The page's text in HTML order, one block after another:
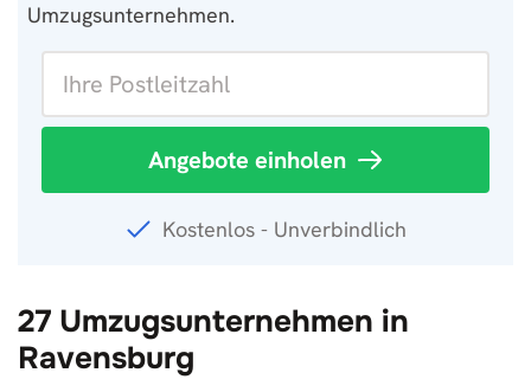
Umzugsunternehmen.
Angebote einholen
Kostenlos - Unverbindlich
27 Umzugsunternehmen in
Ravensburg